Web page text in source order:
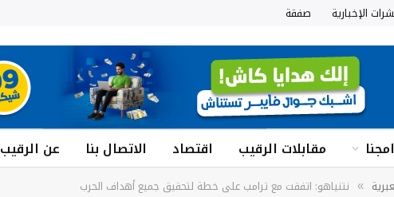
الإخبارية صفقة
مقابلات الرقيب اقتصاد الاتصال بنا عن الرقيب
» نتنياهو: اتفقت مع ترامب على خطة لتحقيق جميع أهداف الحرب